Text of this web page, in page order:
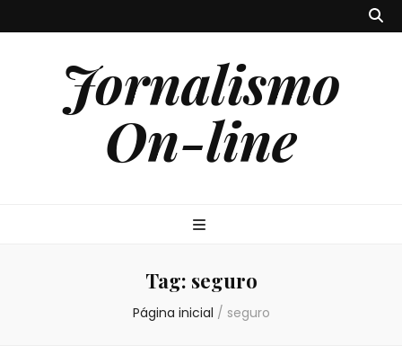
Jornalismo
On-line
Tag: seguro
Página inicial / seguro